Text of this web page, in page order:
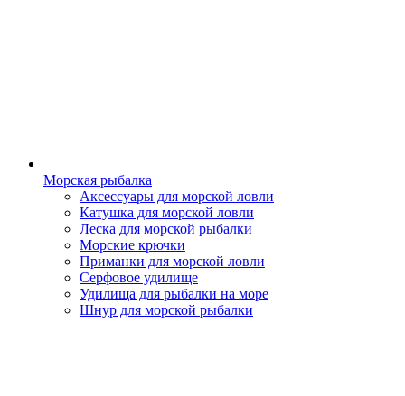
Морская рыбалка
Аксессуары для морской ловли
Катушка для морской ловли
Леска для морской рыбалки
Морские крючки
Приманки для морской ловли
Серфовое удилище
Удилища для рыбалки на море
Шнур для морской рыбалки